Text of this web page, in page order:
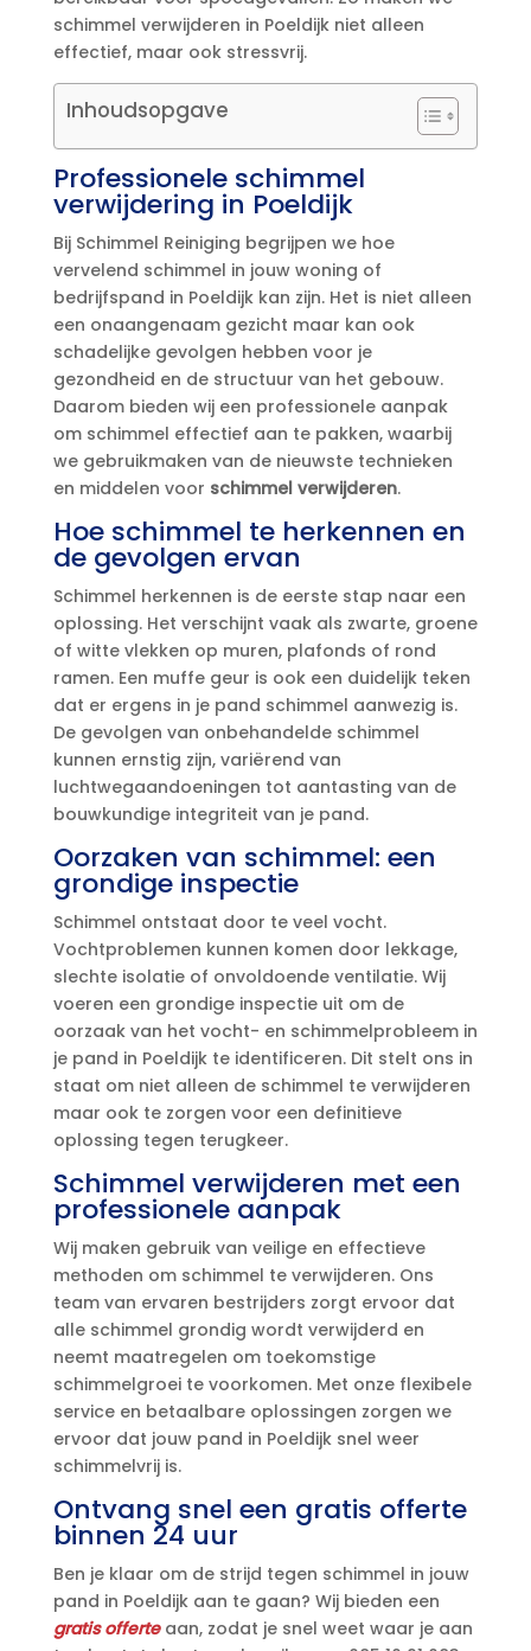
schimmel verwijderen in Poeldijk niet alleen
effectief, maar ook stressvrij.​
Inhoudsopgave
Professionele schimmel
verwijdering in Poeldijk
Bij Schimmel Reiniging begrijpen we hoe
vervelend schimmel in jouw woning of
bedrijfspand in Poeldijk kan zijn.​ Het is niet alleen
een onaangenaam gezicht maar kan ook
schadelijke gevolgen hebben voor je
gezondheid en de structuur van het gebouw.​
Daarom bieden wij een professionele aanpak
om schimmel effectief aan te pakken, waarbij
we gebruikmaken van de nieuwste technieken
en middelen voor schimmel verwijderen.​
Hoe schimmel te herkennen en
de gevolgen ervan
Schimmel herkennen is de eerste stap naar een
oplossing.​ Het verschijnt vaak als zwarte, groene
of witte vlekken op muren, plafonds of rond
ramen.​ Een muffe geur is ook een duidelijk teken
dat er ergens in je pand schimmel aanwezig is.​
De gevolgen van onbehandelde schimmel
kunnen ernstig zijn, variërend van
luchtwegaandoeningen tot aantasting van de
bouwkundige integriteit van je pand.​
Oorzaken van schimmel: een
grondige inspectie
Schimmel ontstaat door te veel vocht.​
Vochtproblemen kunnen komen door lekkage,
slechte isolatie of onvoldoende ventilatie.​ Wij
voeren een grondige inspectie uit om de
oorzaak van het vocht- en schimmelprobleem in
je pand in Poeldijk te identificeren.​ Dit stelt ons in
staat om niet alleen de schimmel te verwijderen
maar ook te zorgen voor een definitieve
oplossing tegen terugkeer.​
Schimmel verwijderen met een
professionele aanpak
Wij maken gebruik van veilige en effectieve
methoden om schimmel te verwijderen.​ Ons
team van ervaren bestrijders zorgt ervoor dat
alle schimmel grondig wordt verwijderd en
neemt maatregelen om toekomstige
schimmelgroei te voorkomen.​ Met onze flexibele
service en betaalbare oplossingen zorgen we
ervoor dat jouw pand in Poeldijk snel weer
schimmelvrij is.​
Ontvang snel een gratis offerte
binnen 24 uur
Ben je klaar om de strijd tegen schimmel in jouw
pand in Poeldijk aan te gaan? Wij bieden een
gratis offerteaan, zodat je snel weet waar je aan